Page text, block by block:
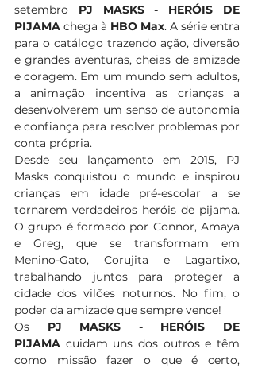
setembro PJ MASKS - HERÓIS DE
PIJAMA chega à HBO Max. A série entra
para o catálogo trazendo ação, diversão
e grandes aventuras, cheias de amizade
e coragem. Em um mundo sem adultos,
a animação incentiva as crianças a
desenvolverem um senso de autonomia
e confiança para resolver problemas por
conta própria.
Desde seu lançamento em 2015, PJ
Masks conquistou o mundo e inspirou
crianças em idade pré-escolar a se
tornarem verdadeiros heróis de pijama.
O grupo é formado por Connor, Amaya
e Greg, que se transformam em
Menino-Gato, Corujita e Lagartixo,
trabalhando juntos para proteger a
cidade dos vilões noturnos. No fim, o
poder da amizade que sempre vence!
Os PJ MASKS - HERÓIS DE
PIJAMA cuidam uns dos outros e têm
como missão fazer o que é certo,